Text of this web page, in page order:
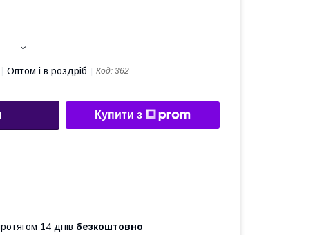
Оптом і в роздріб Код: 362
Купити з
14 днів безкоштовно